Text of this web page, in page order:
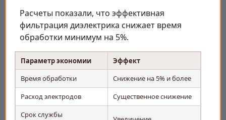
Расчеты показали, что эффективная
фильтрация диэлектрика снижает время
обработки минимум на 5%.
Параметр экономии
Эффект
Время обработки
Снижение на 5% и более
Расход электродов
Существенное снижение
Срок службы